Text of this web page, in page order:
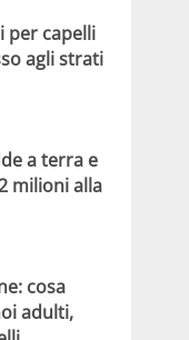
per capelli
agli strati
a terra e
milioni alla
cosa
adulti,